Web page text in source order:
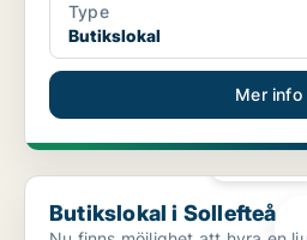
Type
Butikslokal
Mer info
Butikslokal i Sollefteå
Butikslokal i Sollefteå